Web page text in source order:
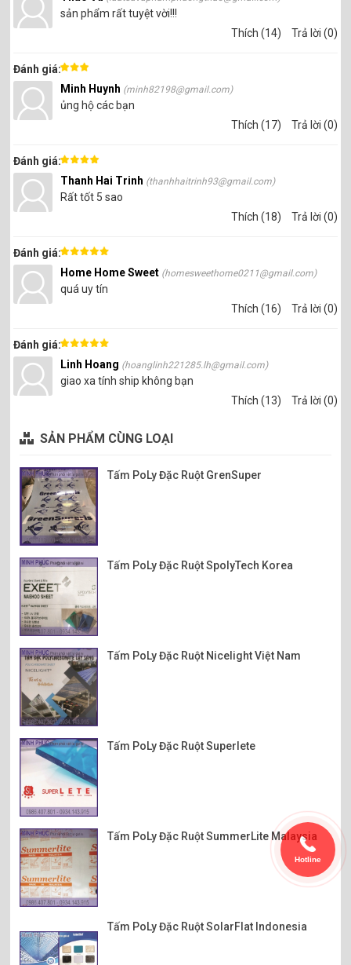
sản phẩm rất tuyệt vời!!!
Thích (14)
Trả lời (0)
Đánh giá:
Minh Huynh (minh82198@gmail.com)
ủng hộ các bạn
Thích (17)
Trả lời (0)
Đánh giá:
Thanh Hai Trinh (thanhhaitrinh93@gmail.com)
Rất tốt 5 sao
Thích (18)
Trả lời (0)
Đánh giá:
Home Home Sweet (homesweethome0211@gmail.com)
quá uy tín
Thích (16)
Trả lời (0)
Đánh giá:
Linh Hoang (hoanglinh221285.lh@gmail.com)
giao xa tính ship không bạn
Thích (13)
Trả lời (0)
SẢN PHẨM CÙNG LOẠI
Tấm PoLy Đặc Ruột GrenSuper
Tấm PoLy Đặc Ruột SpolyTech Korea
Tấm PoLy Đặc Ruột Nicelight Việt Nam
Tấm PoLy Đặc Ruột Superlete
Tấm PoLy Đặc Ruột SummerLite Malaysia
Tấm PoLy Đặc Ruột SolarFlat Indonesia
Hotline